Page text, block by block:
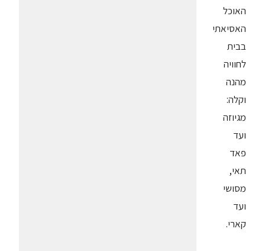
האוכל
האסיאתי
בבית
לחוויה
מהנה
וקלה:
מגיוזה
ועד
פאד
תאי,
מסושי
ועד
קארי.